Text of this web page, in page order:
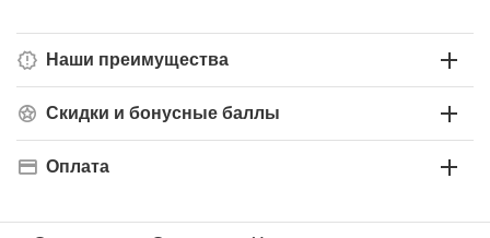
Наши преимущества
Скидки и бонусные баллы
Оплата